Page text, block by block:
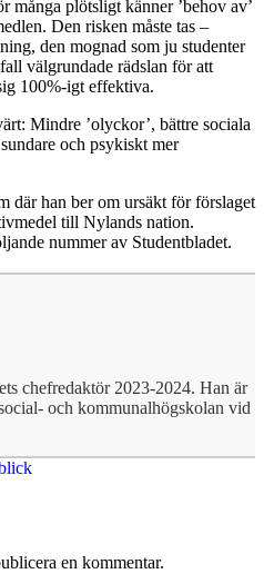
plötsligt känner ’behov av’
Den risken måste tas –
den mognad som ju studenter
välgrundade rädslan för att
100%-igt effektiva.
Mindre ’olyckor’, bättre sociala
och psykiskt mer
nummer av Studentbladet.
chefredaktör 2023-2024. Han är
och kommunalhögskolan vid
en kommentar.